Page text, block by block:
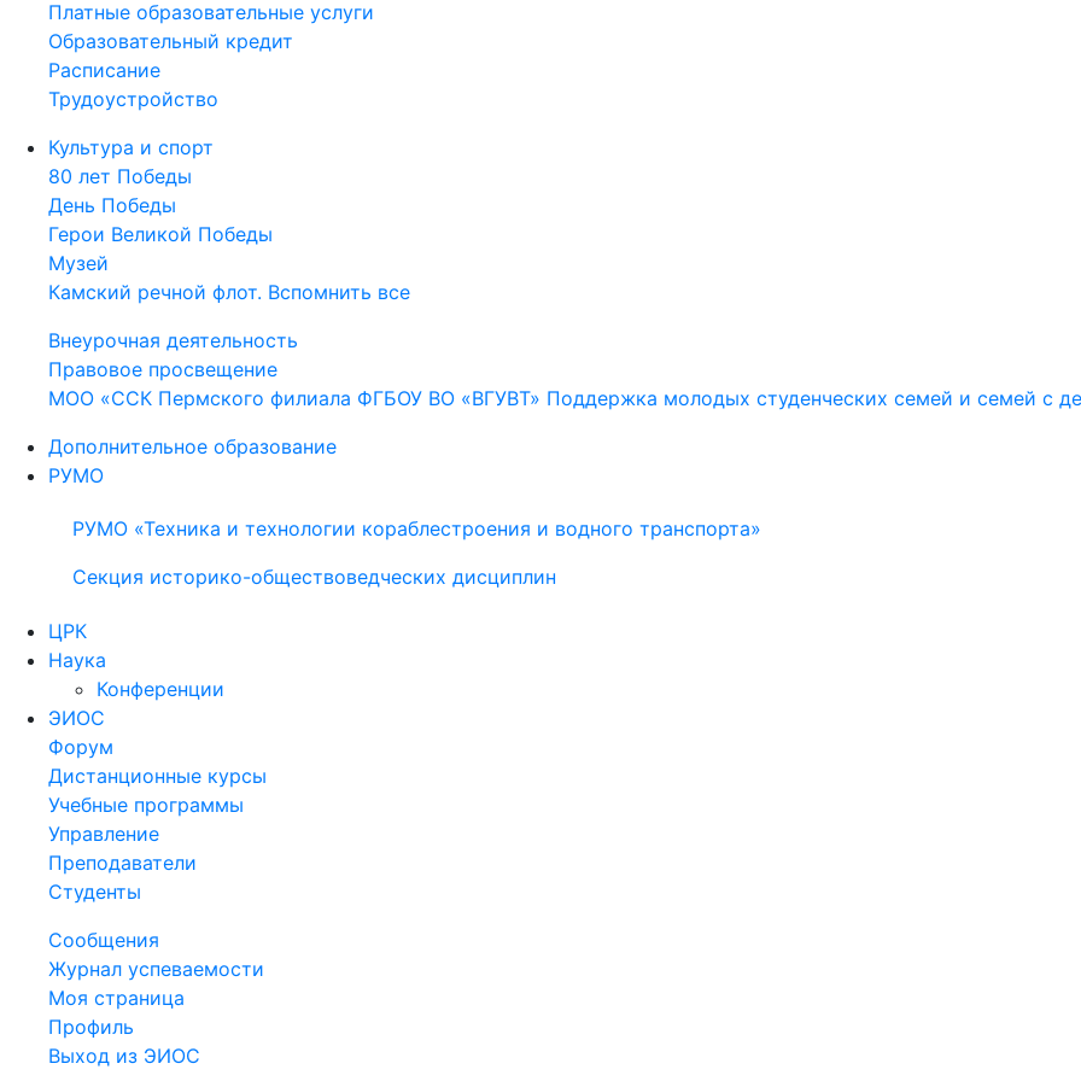
Платные образовательные услуги
Образовательный кредит
Расписание
Трудоустройство
Культура и спорт
80 лет Победы
День Победы
Герои Великой Победы
Музей
Камский речной флот. Вспомнить все
Внеурочная деятельность
Правовое просвещение
МОО «ССК Пермского филиала ФГБОУ ВО «ВГУВТ» Поддержка молодых студенческих семей и семей с
Дополнительное образование
РУМО
РУМО «Техника и технологии кораблестроения и водного транспорта»
Секция историко-обществоведческих дисциплин
ЦРК
Наука
Конференции
ЭИОС
Форум
Дистанционные курсы
Учебные программы
Управление
Преподаватели
Студенты
Сообщения
Журнал успеваемости
Моя страница
Профиль
Выход из ЭИОС